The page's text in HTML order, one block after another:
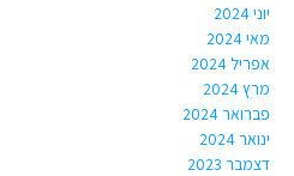
יוני 2024
מאי 2024
אפריל 2024
מרץ 2024
פברואר 2024
ינואר 2024
דצמבר 2023